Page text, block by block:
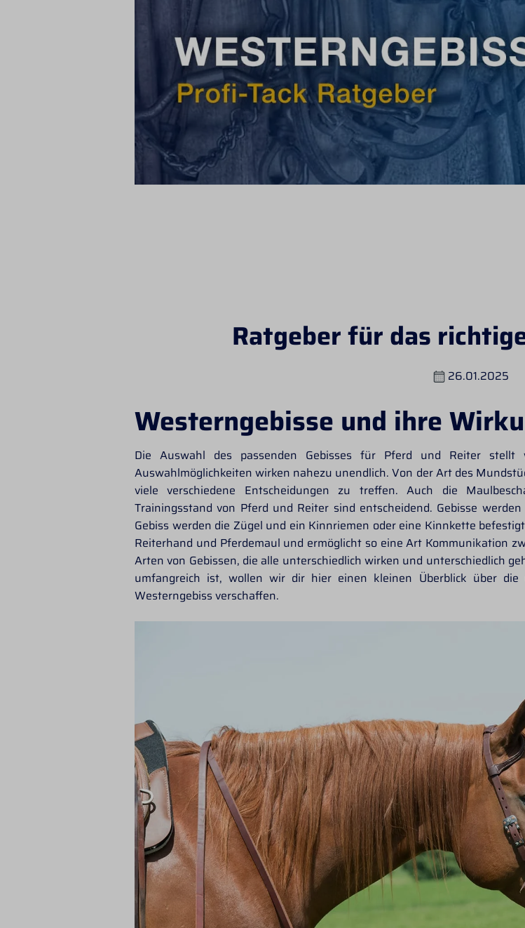
Ratgeber für das
26.01.2025
Westerngebisse und ihre
Die Auswahl des passenden Gebisses für Pferd und Reiter stellt
Auswahlmöglichkeiten wirken nahezu unendlich. Von der Art des
viele verschiedene Entscheidungen zu treffen. Auch die
Trainingsstand von Pferd und Reiter sind entscheidend. Gebisse
Gebiss werden die Zügel und ein Kinnriemen oder eine Kinnkette
Reiterhand und Pferdemaul und ermöglicht so eine Art Kommunikation
Arten von Gebissen, die alle unterschiedlich wirken und unterschiedlich
umfangreich ist, wollen wir dir hier einen kleinen Überblick über die
Westerngebiss verschaffen.